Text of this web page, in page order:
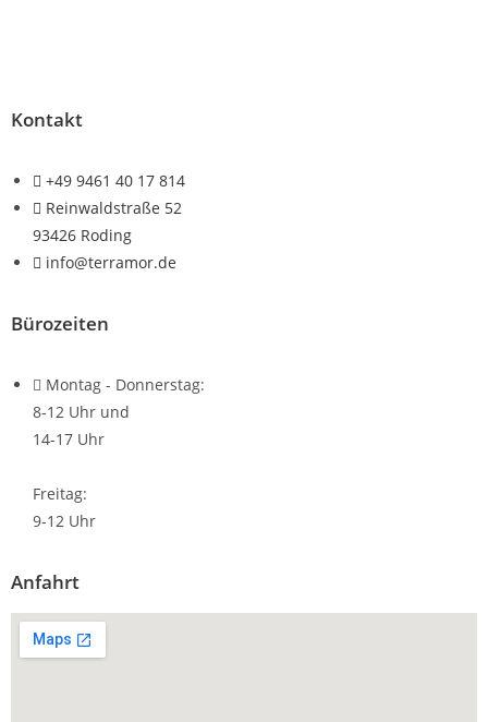
Kontakt
+49 9461 40 17 814
Reinwaldstraße 52
93426 Roding
info@terramor.de
Bürozeiten
Montag - Donnerstag:
8-12 Uhr und
14-17 Uhr
Freitag:
9-12 Uhr
Anfahrt